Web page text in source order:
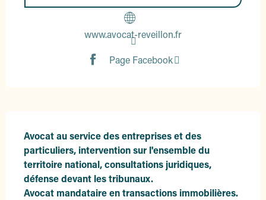
www.avocat-reveillon.fr
Page Facebook
Avocat au service des entreprises et des
particuliers, intervention sur l'ensemble du
territoire national, consultations juridiques,
défense devant les tribunaux.
Avocat mandataire en transactions immobilières.